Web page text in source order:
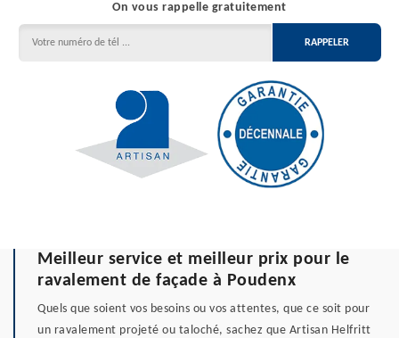
On vous rappelle gratuitement
Meilleur service et meilleur prix pour le
ravalement de façade à Poudenx
Quels que soient vos besoins ou vos attentes, que ce soit pour
un ravalement projeté ou taloché, sachez que Artisan Helfritt